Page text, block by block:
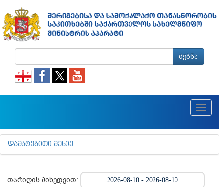
ძებნა
ᲓᲐᲛᲐᲢᲔᲑᲘᲗᲘ ᲛᲔᲜᲘᲣ
თარიღის მიხედვით: